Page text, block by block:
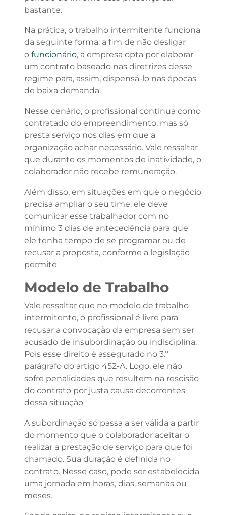
bastante.
Na prática, o trabalho intermitente funciona
da seguinte forma: a fim de não desligar
o funcionário, a empresa opta por elaborar
um contrato baseado nas diretrizes desse
regime para, assim, dispensá-lo nas épocas
de baixa demanda.
Nesse cenário, o profissional continua como
contratado do empreendimento, mas só
presta serviço nos dias em que a
organização achar necessário. Vale ressaltar
que durante os momentos de inatividade, o
colaborador não recebe remuneração.
Além disso, em situações em que o negócio
precisa ampliar o seu time, ele deve
comunicar esse trabalhador com no
mínimo 3 dias de antecedência para que
ele tenha tempo de se programar ou de
recusar a proposta, conforme a legislação
permite.
Modelo de Trabalho
Vale ressaltar que no modelo de trabalho
intermitente, o profissional é livre para
recusar a convocação da empresa sem ser
acusado de insubordinação ou indisciplina.
Pois esse direito é assegurado no 3.º
parágrafo do artigo 452-A. Logo, ele não
sofre penalidades que resultem na rescisão
do contrato por justa causa decorrentes
dessa situação
A subordinação só passa a ser válida a partir
do momento que o colaborador aceitar o
realizar a prestação de serviço para que foi
chamado. Sua duração é definida no
contrato. Nesse caso, pode ser estabelecida
uma jornada em horas, dias, semanas ou
meses.